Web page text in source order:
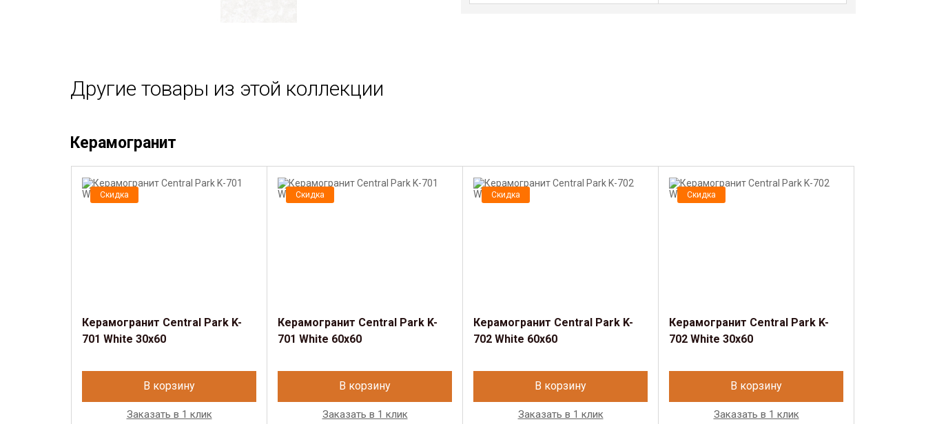
Другие товары из этой коллекции
Керамогранит
Скидка
Керамогранит Central Park K-
701 White 30x60
В корзину
Заказать в 1 клик
Скидка
Керамогранит Central Park K-
701 White 60x60
В корзину
Заказать в 1 клик
Скидка
Керамогранит Central Park K-
702 White 60x60
В корзину
Заказать в 1 клик
Скидка
Керамогранит Central Park K-
702 White 30x60
В корзину
Заказать в 1 клик